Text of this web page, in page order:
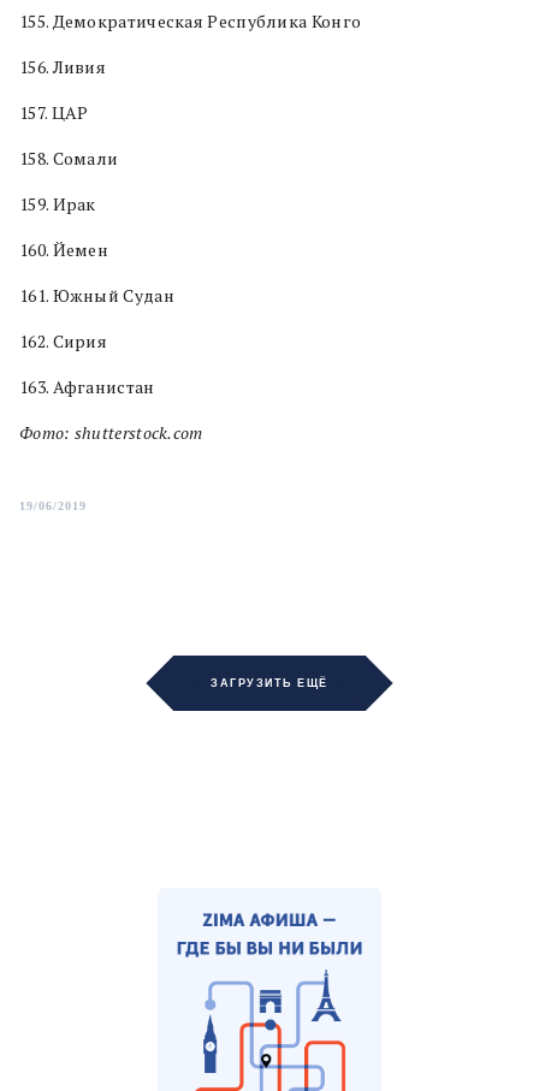
155. Демократическая Республика Конго
156. Ливия
157. ЦАР
158. Сомали
159. Ирак
160. Йемен
161. Южный Судан
162. Сирия
163. Афганистан
Фото: shutterstock.com
19/06/2019
ЗАГРУЗИТЬ ЕЩЁ